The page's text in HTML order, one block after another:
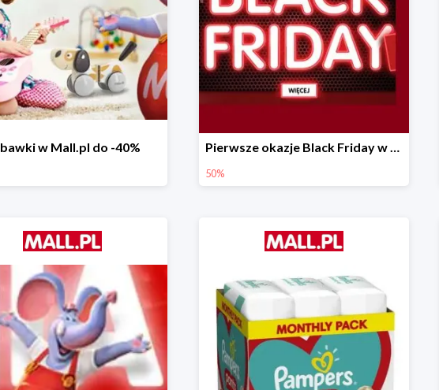
w Mall.pl do -40% Pierwsze okazje Black Friday w Mall.pl do -50%
50%